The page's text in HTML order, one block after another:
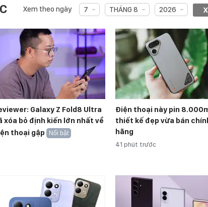
Xem theo ngày 7 THÁNG 8 2026
Galaxy Z Fold8 Ultra
xóa bỏ định kiến lớn nhất về
thoại gập
Nổi bật
Điện thoại này pin
thiết kế đẹp vừa bán
hãng
41 phút trước